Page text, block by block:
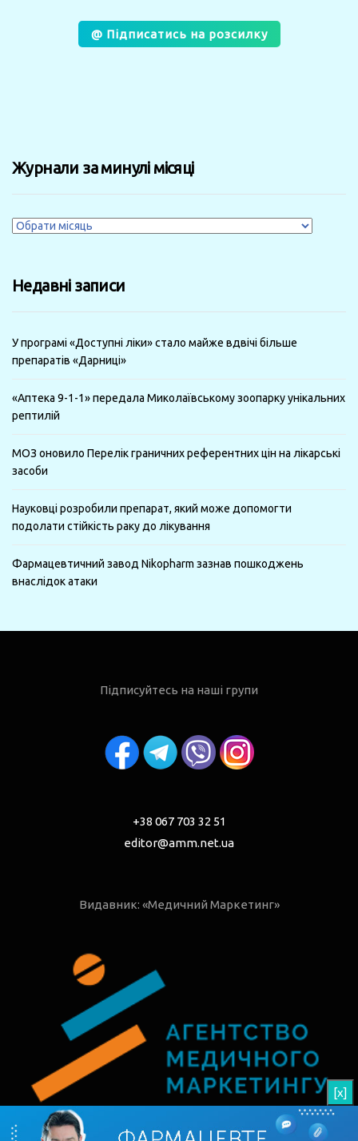
@ Підписатись на розсилку
Журнали за минулі місяці
Журнали
місяці
Недавні записи
У програмі «Доступні ліки» стало майже вдвічі більше
препаратів «Дарниці»
«Аптека 9-1-1» передала Миколаївському зоопарку унікальних
рептилій
МОЗ оновило Перелік граничних референтних цін на лікарські
засоби
Науковці розробили препарат, який може допомогти
подолати стійкість раку до лікування
Фармацевтичний завод Nikopharm зазнав пошкоджень
внаслідок атаки
Підписуйтесь на наші групи
+38 067 703 32 51
editor@amm.net.ua
Видавник: «Медичний Маркетинг»
[x]